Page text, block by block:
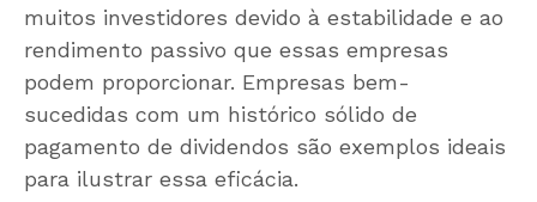
muitos investidores devido à estabilidade e ao
rendimento passivo que essas empresas
podem proporcionar. Empresas bem-
sucedidas com um histórico sólido de
pagamento de dividendos são exemplos ideais
para ilustrar essa eficácia.